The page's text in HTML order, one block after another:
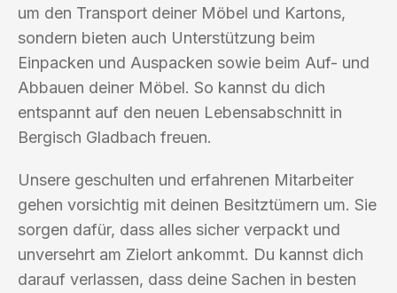
um den Transport deiner Möbel und Kartons,
sondern bieten auch Unterstützung beim
Einpacken und Auspacken sowie beim Auf- und
Abbauen deiner Möbel. So kannst du dich
entspannt auf den neuen Lebensabschnitt in
Bergisch Gladbach freuen.
Unsere geschulten und erfahrenen Mitarbeiter
gehen vorsichtig mit deinen Besitztümern um. Sie
sorgen dafür, dass alles sicher verpackt und
unversehrt am Zielort ankommt. Du kannst dich
darauf verlassen, dass deine Sachen in besten